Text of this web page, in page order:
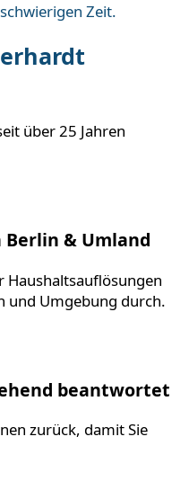
Zeit.
über 25 Jahren
& Umland
Haushaltsauflösungen
und Umgebung durch.
beantwortet
zurück, damit Sie